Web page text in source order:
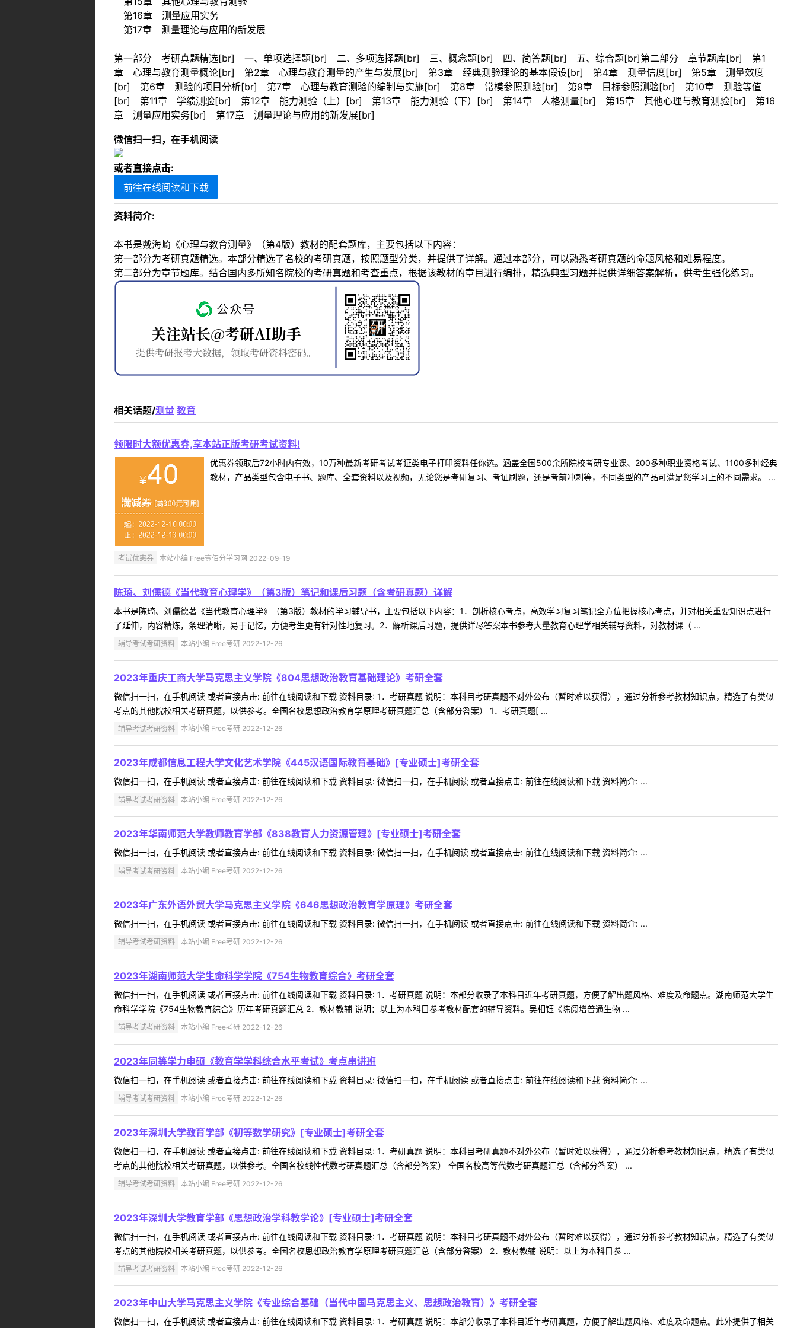
第16章 测量应用实务
第17章 测量理论与应用的新发展
第一部分 考研真题精选[br] 一、单项选择题[br] 二、多项选择题[br] 三、概念题[br] 四、简答题[br] 五、综合题[br]第二部分 章节题库[br] 第1
章 心理与教育测量概论[br] 第2章 心理与教育测量的产生与发展[br] 第3章 经典测验理论的基本假设[br] 第4章 测量信度[br] 第5章 测量效度
[br] 第6章 测验的项目分析[br] 第7章 心理与教育测验的编制与实施[br] 第8章 常模参照测验[br] 第9章 目标参照测验[br] 第10章 测验等值
[br] 第11章 学绩测验[br] 第12章 能力测验（上）[br] 第13章 能力测验（下）[br] 第14章 人格测量[br] 第15章 其他心理与教育测验[br] 第16
章 测量应用实务[br] 第17章 测量理论与应用的新发展[br]
微信扫一扫，在手机阅读
或者直接点击:
前往在线阅读和下载
资料简介:
本书是戴海崎《心理与教育测量》（第4版）教材的配套题库，主要包括以下内容：
第一部分为考研真题精选。本部分精选了名校的考研真题，按照题型分类，并提供了详解。通过本部分，可以熟悉考研真题的命题风格和难易程度。
第二部分为章节题库。结合国内多所知名院校的考研真题和考查重点，根据该教材的章目进行编排，精选典型习题并提供详细答案解析，供考生强化练习。
相关话题/测量 教育
领限时大额优惠券,享本站正版考研考试资料!
优惠券领取后72小时内有效，10万种最新考研考试考证类电子打印资料任你选。涵盖全国500余所院校考研专业课、200多种职业资格考试、1100多种经典
教材，产品类型包含电子书、题库、全套资料以及视频，无论您是考研复习、考证刷题，还是考前冲刺等，不同类型的产品可满足您学习上的不同需求。 ...
考试优惠券 本站小编 Free壹佰分学习网 2022-09-19
陈琦、刘儒德《当代教育心理学》（第3版）笔记和课后习题（含考研真题）详解
本书是陈琦、刘儒德著《当代教育心理学》（第3版）教材的学习辅导书，主要包括以下内容：1．剖析核心考点，高效学习复习笔记全方位把握核心考点，并对相关重要知识点进行
了延伸，内容精炼，条理清晰，易于记忆，方便考生更有针对性地复习。2．解析课后习题，提供详尽答案本书参考大量教育心理学相关辅导资料，对教材课（ ...
辅导考试考研资料 本站小编 Free考研 2022-12-26
2023年重庆工商大学马克思主义学院《804思想政治教育基础理论》考研全套
微信扫一扫，在手机阅读 或者直接点击: 前往在线阅读和下载 资料目录: 1．考研真题 说明：本科目考研真题不对外公布（暂时难以获得），通过分析参考教材知识点，精选了有类似
考点的其他院校相关考研真题，以供参考。全国名校思想政治教育学原理考研真题汇总（含部分答案） 1．考研真题[ ...
辅导考试考研资料 本站小编 Free考研 2022-12-26
2023年成都信息工程大学文化艺术学院《445汉语国际教育基础》[专业硕士]考研全套
微信扫一扫，在手机阅读 或者直接点击: 前往在线阅读和下载 资料目录: 微信扫一扫，在手机阅读 或者直接点击: 前往在线阅读和下载 资料简介: ...
辅导考试考研资料 本站小编 Free考研 2022-12-26
2023年华南师范大学教师教育学部《838教育人力资源管理》[专业硕士]考研全套
微信扫一扫，在手机阅读 或者直接点击: 前往在线阅读和下载 资料目录: 微信扫一扫，在手机阅读 或者直接点击: 前往在线阅读和下载 资料简介: ...
辅导考试考研资料 本站小编 Free考研 2022-12-26
2023年广东外语外贸大学马克思主义学院《646思想政治教育学原理》考研全套
微信扫一扫，在手机阅读 或者直接点击: 前往在线阅读和下载 资料目录: 微信扫一扫，在手机阅读 或者直接点击: 前往在线阅读和下载 资料简介: ...
辅导考试考研资料 本站小编 Free考研 2022-12-26
2023年湖南师范大学生命科学学院《754生物教育综合》考研全套
微信扫一扫，在手机阅读 或者直接点击: 前往在线阅读和下载 资料目录: 1．考研真题 说明：本部分收录了本科目近年考研真题，方便了解出题风格、难度及命题点。湖南师范大学生
命科学学院《754生物教育综合》历年考研真题汇总 2．教材教辅 说明：以上为本科目参考教材配套的辅导资料。吴相钰《陈阅增普通生物 ...
辅导考试考研资料 本站小编 Free考研 2022-12-26
2023年同等学力申硕《教育学学科综合水平考试》考点串讲班
微信扫一扫，在手机阅读 或者直接点击: 前往在线阅读和下载 资料目录: 微信扫一扫，在手机阅读 或者直接点击: 前往在线阅读和下载 资料简介: ...
辅导考试考研资料 本站小编 Free考研 2022-12-26
2023年深圳大学教育学部《初等数学研究》[专业硕士]考研全套
微信扫一扫，在手机阅读 或者直接点击: 前往在线阅读和下载 资料目录: 1．考研真题 说明：本科目考研真题不对外公布（暂时难以获得），通过分析参考教材知识点，精选了有类似
考点的其他院校相关考研真题，以供参考。全国名校线性代数考研真题汇总（含部分答案） 全国名校高等代数考研真题汇总（含部分答案） ...
辅导考试考研资料 本站小编 Free考研 2022-12-26
2023年深圳大学教育学部《思想政治学科教学论》[专业硕士]考研全套
微信扫一扫，在手机阅读 或者直接点击: 前往在线阅读和下载 资料目录: 1．考研真题 说明：本科目考研真题不对外公布（暂时难以获得），通过分析参考教材知识点，精选了有类似
考点的其他院校相关考研真题，以供参考。全国名校思想政治教育学原理考研真题汇总（含部分答案） 2．教材教辅 说明：以上为本科目参 ...
辅导考试考研资料 本站小编 Free考研 2022-12-26
2023年中山大学马克思主义学院《专业综合基础（当代中国马克思主义、思想政治教育）》考研全套
微信扫一扫，在手机阅读 或者直接点击: 前往在线阅读和下载 资料目录: 1．考研真题 说明：本部分收录了本科目近年考研真题，方便了解出题风格、难度及命题点。此外提供了相关